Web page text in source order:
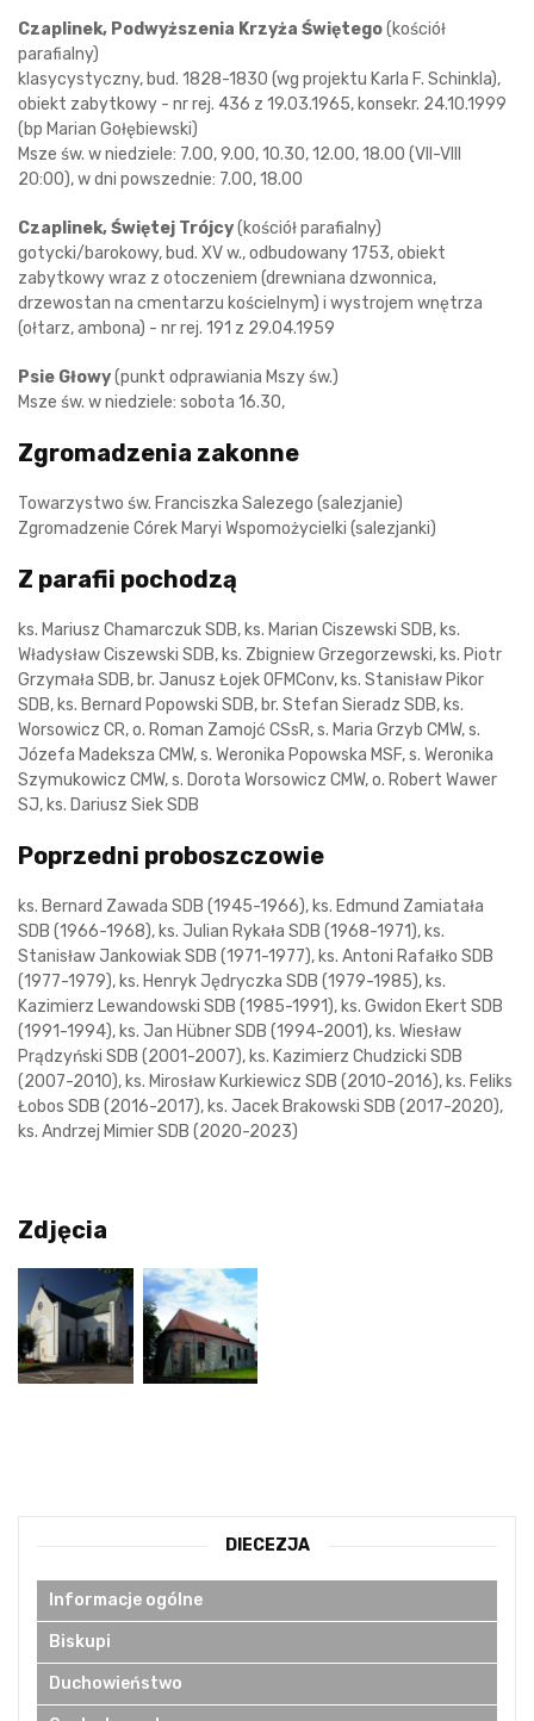
Czaplinek, Podwyższenia Krzyża Świętego(kościół
parafialny)
klasycystyczny, bud. 1828-1830 (wg projektu Karla F. Schinkla),
obiekt zabytkowy - nr rej. 436 z 19.03.1965, konsekr. 24.10.1999
(bp Marian Gołębiewski)
Msze św. w niedziele: 7.00, 9.00, 10.30, 12.00, 18.00 (VII-VIII
20:00), w dni powszednie: 7.00, 18.00
Czaplinek, Świętej Trójcy(kościół parafialny)
gotycki/barokowy, bud. XV w., odbudowany 1753, obiekt
zabytkowy wraz z otoczeniem (drewniana dzwonnica,
drzewostan na cmentarzu kościelnym) i wystrojem wnętrza
(ołtarz, ambona) - nr rej. 191 z 29.04.1959
Psie Głowy(punkt odprawiania Mszy św.)
Msze św. w niedziele: sobota 16.30,
Zgromadzenia zakonne
Towarzystwo św. Franciszka Salezego (salezjanie)
Zgromadzenie Córek Maryi Wspomożycielki (salezjanki)
Z parafii pochodzą
ks. Mariusz Chamarczuk SDB, ks. Marian Ciszewski SDB, ks.
Władysław Ciszewski SDB, ks. Zbigniew Grzegorzewski, ks. Piotr
Grzymała SDB, br. Janusz Łojek OFMConv, ks. Stanisław Pikor
SDB, ks. Bernard Popowski SDB, br. Stefan Sieradz SDB, ks.
Worsowicz CR, o. Roman Zamojć CSsR, s. Maria Grzyb CMW, s.
Józefa Madeksza CMW, s. Weronika Popowska MSF, s. Weronika
Szymukowicz CMW, s. Dorota Worsowicz CMW, o. Robert Wawer
SJ, ks. Dariusz Siek SDB
Poprzedni proboszczowie
ks. Bernard Zawada SDB (1945-1966), ks. Edmund Zamiatała
SDB (1966-1968), ks. Julian Rykała SDB (1968-1971), ks.
Stanisław Jankowiak SDB (1971-1977), ks. Antoni Rafałko SDB
(1977-1979), ks. Henryk Jędryczka SDB (1979-1985), ks.
Kazimierz Lewandowski SDB (1985-1991), ks. Gwidon Ekert SDB
(1991-1994), ks. Jan Hübner SDB (1994-2001), ks. Wiesław
Prądzyński SDB (2001-2007), ks. Kazimierz Chudzicki SDB
(2007-2010), ks. Mirosław Kurkiewicz SDB (2010-2016), ks. Feliks
Łobos SDB (2016-2017), ks. Jacek Brakowski SDB (2017-2020),
ks. Andrzej Mimier SDB (2020-2023)
Zdjęcia
DIECEZJA
Informacje ogólne
Biskupi
Duchowieństwo